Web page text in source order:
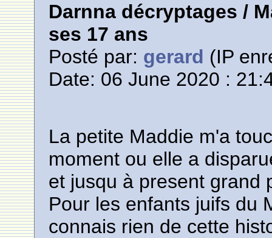
Darnna décryptages /
ses 17 ans
Posté par: gerard (IP
Date: 06 June 2020 :
La petite Maddie m'a
moment ou elle a
et jusqu à present grand
Pour les enfants juifs du
connais rien de cette